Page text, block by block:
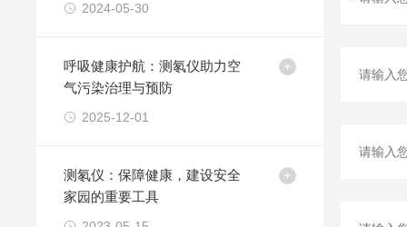
2024-05-30
呼吸健康护航：测氡仪助力空
气污染治理与预防
2025-12-01
测氡仪：保障健康，建设安全
家园的重要工具